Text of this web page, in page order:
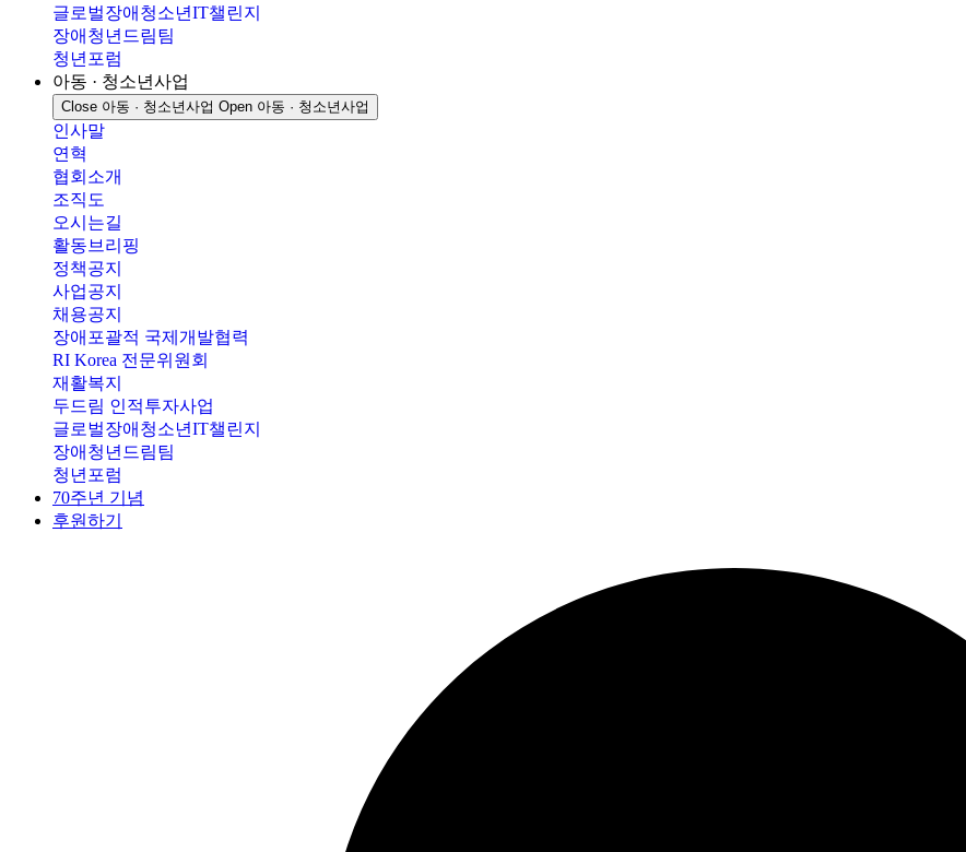
글로벌장애청소년IT챌린지
장애청년드림팀
청년포럼
아동 · 청소년사업
Close 아동 · 청소년사업 Open 아동 · 청소년사업
인사말
연혁
협회소개
조직도
오시는길
활동브리핑
정책공지
사업공지
채용공지
장애포괄적 국제개발협력
RI Korea 전문위원회
재활복지
두드림 인적투자사업
글로벌장애청소년IT챌린지
장애청년드림팀
청년포럼
70주년 기념
후원하기